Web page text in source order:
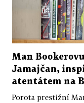
Man
Jamajčan,
atentátem na
Porota prestižní